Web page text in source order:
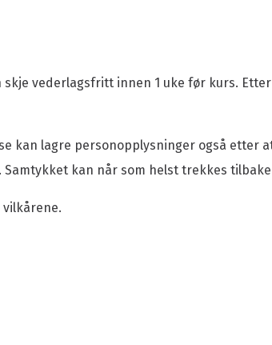
skje vederlagsfritt innen 1 uke før kurs.
kan lagre personopplysninger også
kan når som helst trekkes